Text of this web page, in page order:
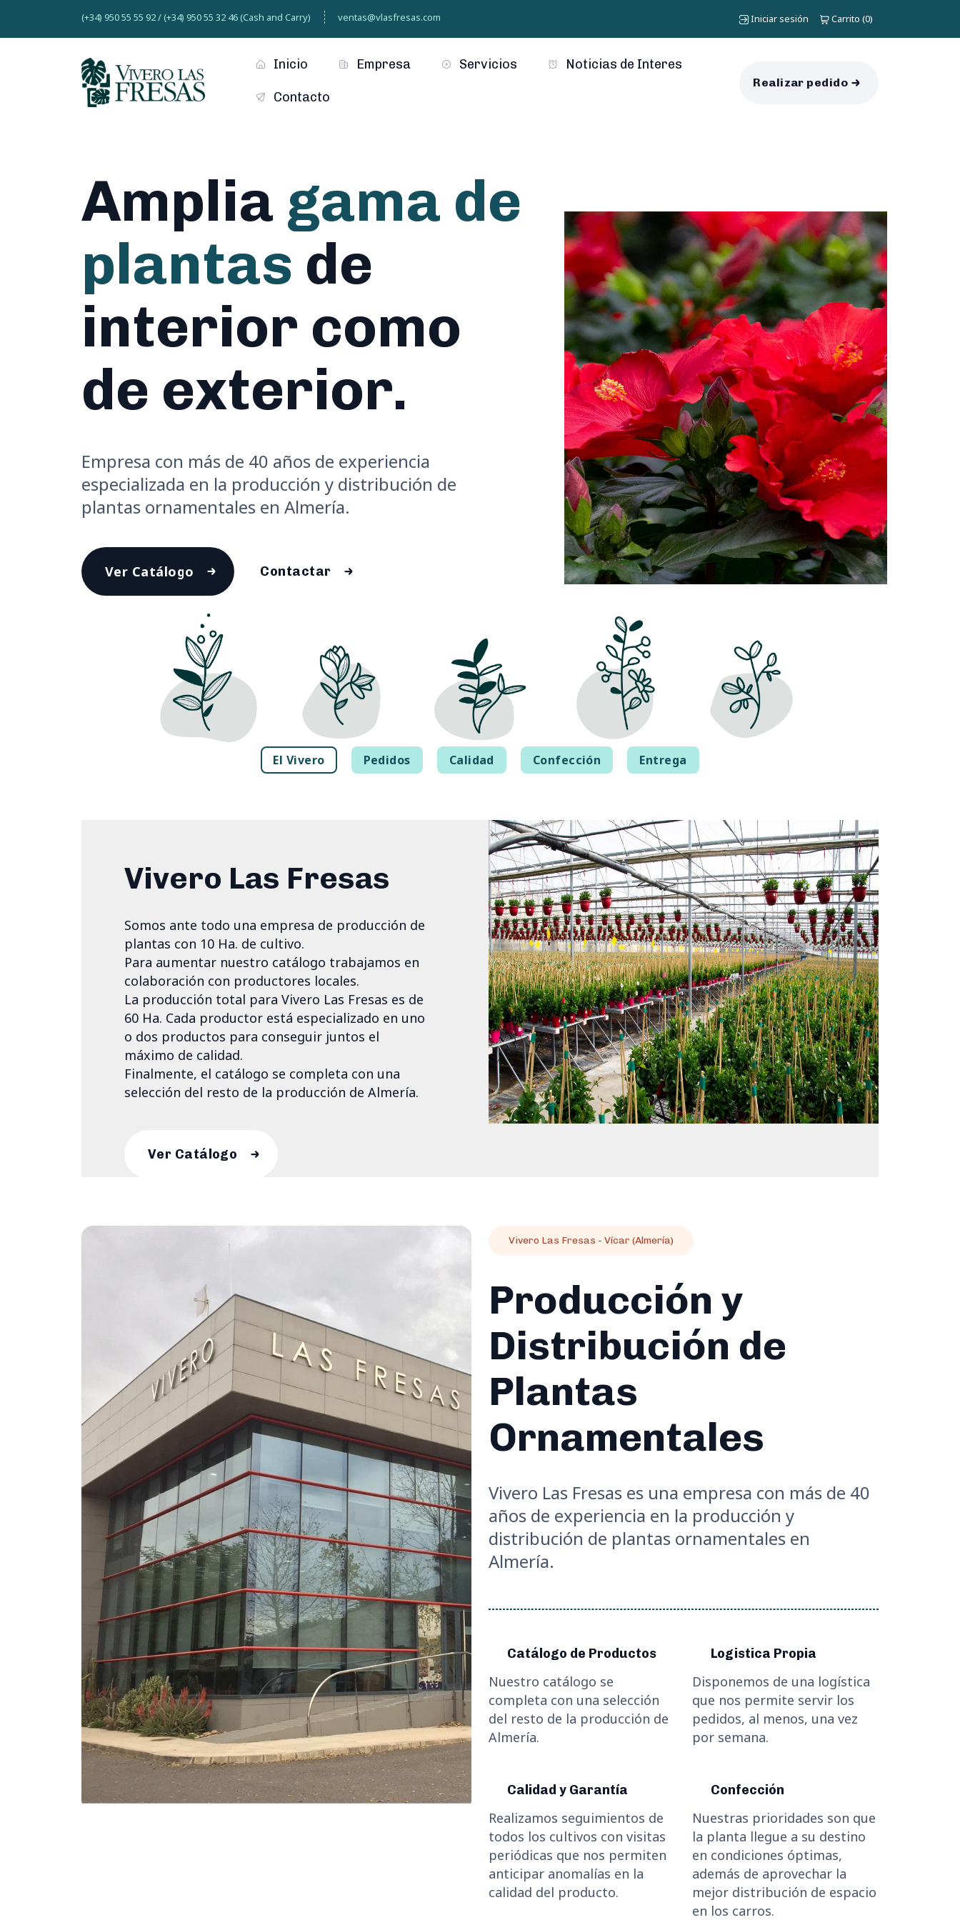
(+34) 950 55 55 92 / (+34) 950 55 32 46 (Cash and Carry) ventas@vlasfresas.com Iniciar sesión Carrito (0)
Inicio Empresa Servicios Noticias de Interes
Contacto
Realizar pedido
Amplia gama de
plantas de
interior como
de exterior.
Empresa con más de 40 años de experiencia
especializada en la producción y distribución de
plantas ornamentales en Almería.
Ver Catálogo Contactar
El Vivero Pedidos Calidad Confección Entrega
Vivero Las Fresas
Somos ante todo una empresa de producción de
plantas con 10 Ha. de cultivo.
Para aumentar nuestro catálogo trabajamos en
colaboración con productores locales.
La producción total para Vivero Las Fresas es de
60 Ha. Cada productor está especializado en uno
o dos productos para conseguir juntos el
máximo de calidad.
Finalmente, el catálogo se completa con una
selección del resto de la producción de Almería.
Ver Catálogo
Vivero Las Fresas - Vícar (Almería)
Producción y
Distribución de
Plantas
Ornamentales
Vivero Las Fresas es una empresa con más de 40
años de experiencia en la producción y
distribución de plantas ornamentales en
Almería.
Catálogo de Productos
Nuestro catálogo se
completa con una selección
del resto de la producción de
Almería.
Logistica Propia
Disponemos de una logística
que nos permite servir los
pedidos, al menos, una vez
por semana.
Calidad y Garantía
Realizamos seguimientos de
todos los cultivos con visitas
periódicas que nos permiten
anticipar anomalías en la
calidad del producto.
Confección
Nuestras prioridades son que
la planta llegue a su destino
en condiciones óptimas,
además de aprovechar la
mejor distribución de espacio
en los carros.